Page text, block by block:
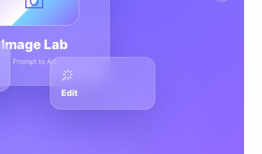
Image Lab
Prompt to Art
Edit